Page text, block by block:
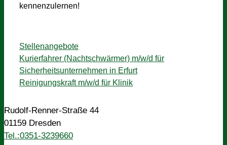
kennenzulernen!
Kategorien
Stellenangebote
Kurierfahrer (Nachtschwärmer) m/w/d für
Sicherheitsunternehmen in Erfurt
Reinigungskraft m/w/d für Klinik
Rudolf-Renner-Straße 44
01159 Dresden
Tel.:0351-3239660